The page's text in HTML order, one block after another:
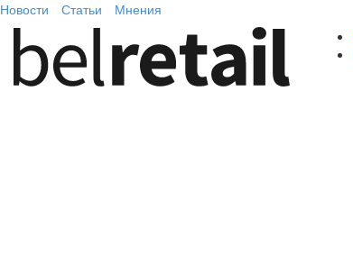
Новости Статьи Мнения